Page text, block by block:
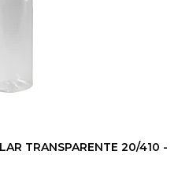
TRANSPARENTE 20/410 -